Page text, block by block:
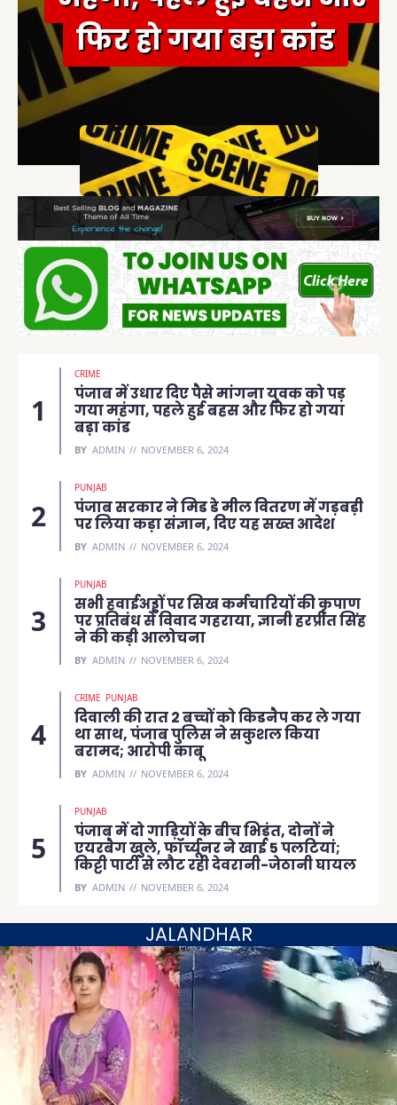
फिर हो गया बड़ा कांड
CRIME
पंजाब में उधार दिए पैसे मांगना युवक को पड़
गया महंगा, पहले हुई बहस और फिर हो गया
बड़ा कांड
BY ADMIN NOVEMBER 6, 2024
PUNJAB
पंजाब सरकार ने मिड डे मील वितरण में गड़बड़ी
पर लिया कड़ा संज्ञान, दिए यह सख्त आदेश
BY ADMIN NOVEMBER 6, 2024
PUNJAB
सभी हवाईअड्डों पर सिख कर्मचारियों की कृपाण
पर प्रतिबंध से विवाद गहराया, ज्ञानी हरप्रीत सिंह
ने की कड़ी आलोचना
BY ADMIN NOVEMBER 6, 2024
CRIME PUNJAB
दिवाली की रात 2 बच्चों को किडनैप कर ले गया
था साथ, पंजाब पुलिस ने सकुशल किया
बरामद; आरोपी काबू
BY ADMIN NOVEMBER 6, 2024
PUNJAB
पंजाब में दो गाड़ियों के बीच भिड़ंत, दोनों ने
एयरबैग खुले, फॉर्च्यूनर ने खाई 5 पलटियां;
किट्टी पार्टी से लौट रही देवरानी-जेठानी घायल
BY ADMIN NOVEMBER 6, 2024
JALANDHAR